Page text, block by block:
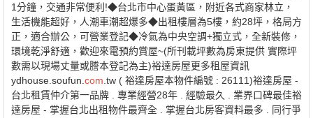
1分鐘，交通非常便利!◆台北市中心蛋黃區，附近各式商家林立，
生活機能超好，人潮車潮超爆多◆出租樓層為5樓，約28坪，格局方
正，適合辦公，可營業登記◆冷氣為中央空調+獨立式，全新裝修，
環境乾淨舒適，歡迎來電預約賞屋~(所刊載坪數為房東提供 實際坪
數需以現場丈量或謄本登記為主)裕達房屋更多租屋資訊
ydhouse.soufun.com.tw ( 裕達房屋本物件編號 : 26111)裕達房屋 -
台北租賃仲介第一品牌 . 專業經營28年 . 經驗最久 . 業界口碑最佳裕
達房屋 - 掌握台北出租物件最齊全 . 掌握台北房客資料最多 . 同行爭